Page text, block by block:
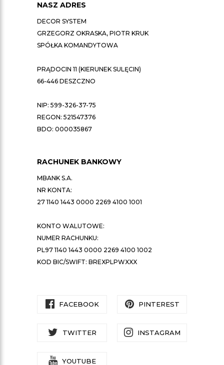
NASZ ADRES
DECOR SYSTEM
GRZEGORZ OKRASKA, PIOTR KRUK
SPÓŁKA KOMANDYTOWA
PRĄDOCIN 11 (KIERUNEK SULĘCIN)
66-446 DESZCZNO
NIP: 599-326-37-75
REGON: 521547376
BDO: 000035867
RACHUNEK BANKOWY
MBANK S.A.
NR KONTA:
27 1140 1443 0000 2269 4100 1001
KONTO WALUTOWE:
NUMER RACHUNKU:
PL97 1140 1443 0000 2269 4100 1002
KOD BIC/SWIFT: BREXPLPWXXX
FACEBOOK PINTEREST
TWITTER INSTAGRAM
YOUTUBE